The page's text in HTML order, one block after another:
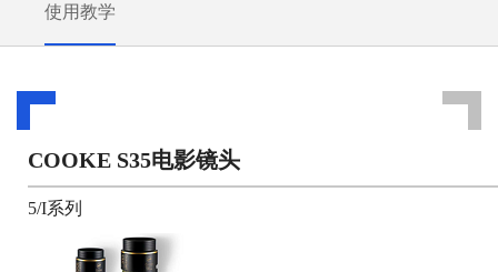
使用教学
COOKE S35电影镜头
5/I系列